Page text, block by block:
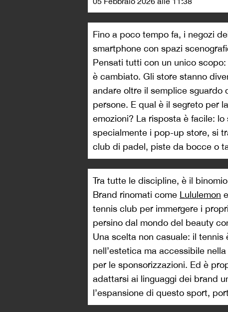
Fino a poco tempo fa, i negozi
smartphone con spazi
Pensati tutti con un unico scopo:
è cambiato. Gli store stanno
andare oltre il semplice
persone. E qual è il segreto per
emozioni? La risposta è facile:
specialmente i pop-up store, si
club di padel, piste da bocce o
Tra tutte le discipline, è il
Brand rinomati come Lululemon e
tennis club per immergere i
persino dal mondo del beauty
Una scelta non casuale: il
nell’estetica ma accessibile
per le sponsorizzazioni. Ed è
adattarsi ai linguaggi dei brand
l’espansione di questo sport,